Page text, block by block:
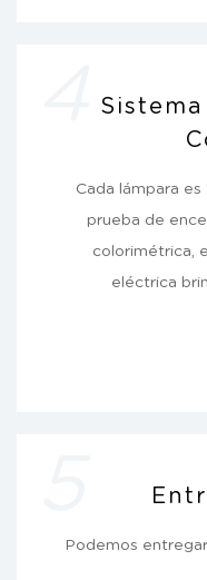
Cada lámpara
prueba de
colorimétrica,
eléctrica
Podemos